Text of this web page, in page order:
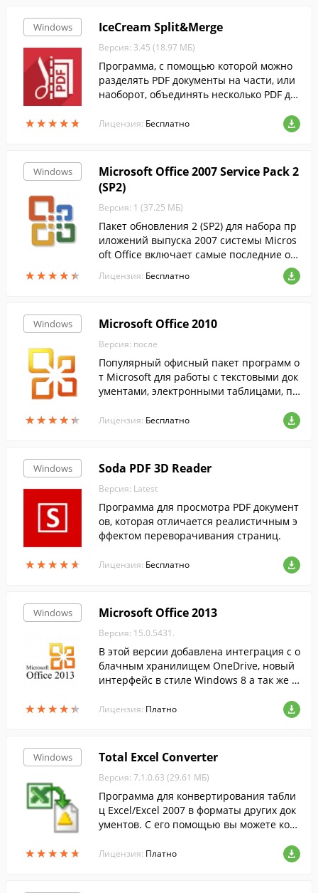
Windows
★★★★★
★★★★★
IceCream Split&Merge
Версия: 3.45 (18.97 МБ)
Программа, с помощью которой можно
разделять PDF документы на части, или
наоборот, объединять несколько PDF до
Лицензия: Бесплатно
Windows
★★★★★
★★★★★
Microsoft Office 2007 Service Pack 2
(SP2)
Версия: 1 (37.25 МБ)
Пакет обновления 2 (SP2) для набора пр
иложений выпуска 2007 системы Micros
oft Office включает самые последние об
новления набора приложений Office 200
7....
Лицензия: Бесплатно
Windows
★★★★★
★★★★★
Microsoft Office 2010
Версия: после
Популярный офисный пакет программ о
т Microsoft для работы с текстовыми док
ументами, электронными таблицами, пр
Лицензия: Бесплатно
Windows
★★★★★
★★★★★
Soda PDF 3D Reader
Версия: Latest
Программа для просмотра PDF документ
ов, которая отличается реалистичным э
ффектом переворачивания страниц.
Лицензия: Бесплатно
Windows
★★★★★
★★★★★
Microsoft Office 2013
Версия: 15.0.5431.
В этой версии добавлена интеграция с о
блачным хранилищем OneDrive, новый
интерфейс в стиле Windows 8 а так же р
Лицензия: Платно
Windows
★★★★★
★★★★★
Total Excel Converter
Версия: 7.1.0.63 (29.61 МБ)
Программа для конвертирования табли
ц Excel/Excel 2007 в форматы других док
ументов. С его помощью вы можете кон
ц в любой из форматов в пакетном режи
Лицензия: Платно